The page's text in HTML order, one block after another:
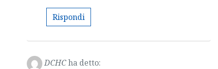
Rispondi
DCHCha detto: